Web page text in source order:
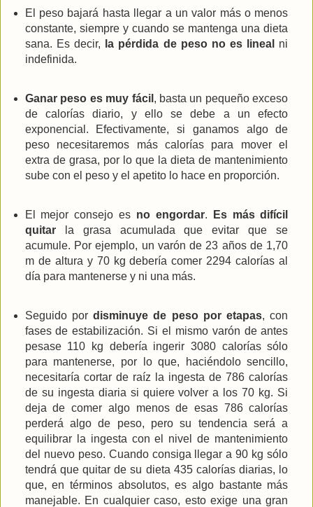
El peso bajará hasta llegar a un valor más o menos
constante, siempre y cuando se mantenga una dieta
sana. Es decir,
la pérdida de peso no es lineal
ni
indefinida.
Ganar peso es muy fácil , basta un pequeño exceso
de calorías diario, y ello se debe a un efecto
exponencial. Efectivamente, si ganamos algo de
peso necesitaremos más calorías para mover el
extra de grasa, por lo que la dieta de mantenimiento
sube con el peso y el apetito lo hace en proporción.
El mejor consejo es no engordar.
Es más difícil
quitarla grasa acumulada que evitar que se
acumule. Por ejemplo, un varón de 23 años de 1,70
m de altura y 70 kg debería comer 2294 calorías al
día para mantenerse y ni una más.
Seguido pordisminuye de peso por etapas, con
fases de estabilización. Si el mismo varón de antes
pesase 110 kg debería ingerir 3080 calorías sólo
para mantenerse, por lo que, haciéndolo sencillo,
necesitaría cortar de raíz la ingesta de 786 calorías
de su ingesta diaria si quiere volver a los 70 kg. Si
deja de comer algo menos de esas 786 calorías
perderá algo de peso, pero su tendencia será a
equilibrar la ingesta con el nivel de mantenimiento
del nuevo peso. Cuando consiga llegar a 90 kg sólo
tendrá que quitar de su dieta 435 calorías diarias, lo
que, en términos absolutos, es algo bastante más
manejable. En cualquier caso, esto exige una gran